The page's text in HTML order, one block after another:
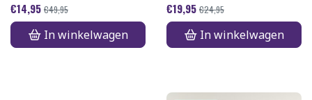
€14,95 €49,95
In winkelwagen
€19,95 €24,95
In winkelwagen